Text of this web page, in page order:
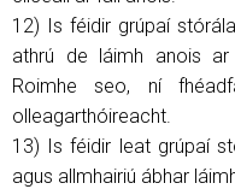
12) Is féidir grúpaí
athrú de láimh anois ar
Roimhe seo, ní
olleagarthóireacht.
13) Is féidir leat grúpaí
agus allmhairiú ábhar